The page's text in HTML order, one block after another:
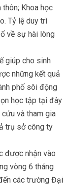
thôn; Khoa học
Tỷ lệ duy trì
về sự hài lòng
giúp cho sinh
những kết quả
phố sôi động
học tập tại đây
và tham gia
trụ sở công ty
được nhận vào
vòng 6 tháng
các trường Đại